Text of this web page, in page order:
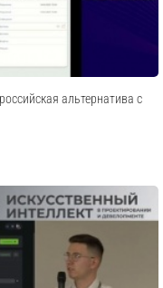
альтернатива с